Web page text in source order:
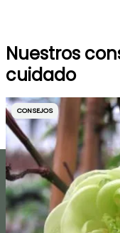
Nuestros
cuidado
CONSEJOS